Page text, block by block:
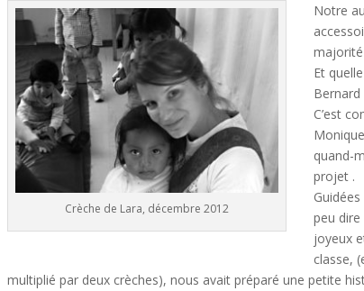
Crèche de Lara, décembre 2012
Notre
Et
Bernard
C’est
quand-
projet .
peu
joyeux
classe,
multiplié par deux crèches), nous avait préparé une petite